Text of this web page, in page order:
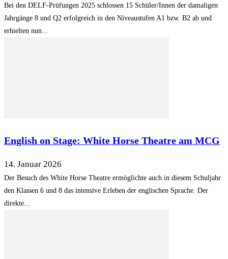
Bei den DELF-Prüfungen 2025 schlossen 15 Schüler/Innen der damaligen
Jahrgänge 8 und Q2 erfolgreich in den Niveaustufen A1 bzw. B2 ab und
erhielten nun...
English on Stage: White Horse Theatre am MCG
14. Januar 2026
Der Besuch des White Horse Theatre ermöglichte auch in diesem Schuljahr
den Klassen 6 und 8 das intensive Erleben der englischen Sprache. Der
direkte...